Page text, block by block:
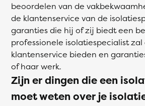
beoordelen van de
de klantenservice van de
garanties die hij of zij biedt een
professionele isolatiespecialist
klantenservice bieden en
of haar werk.
Zijn er dingen die een
moet weten over je